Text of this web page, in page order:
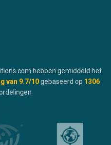
hebben gemiddeld het
van 9.7/10 gebaseerd op 1306